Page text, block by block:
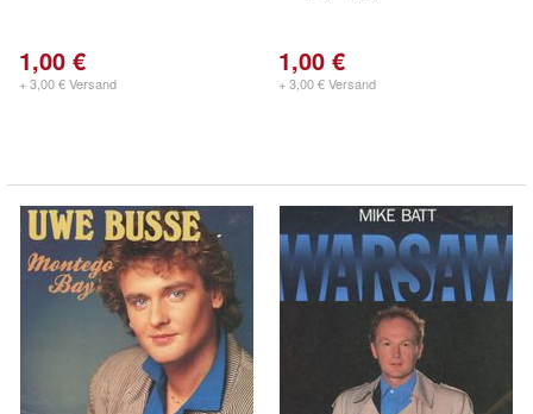
1,00 €
+ 3,00 € Versand
1,00 €
+ 3,00 € Versand